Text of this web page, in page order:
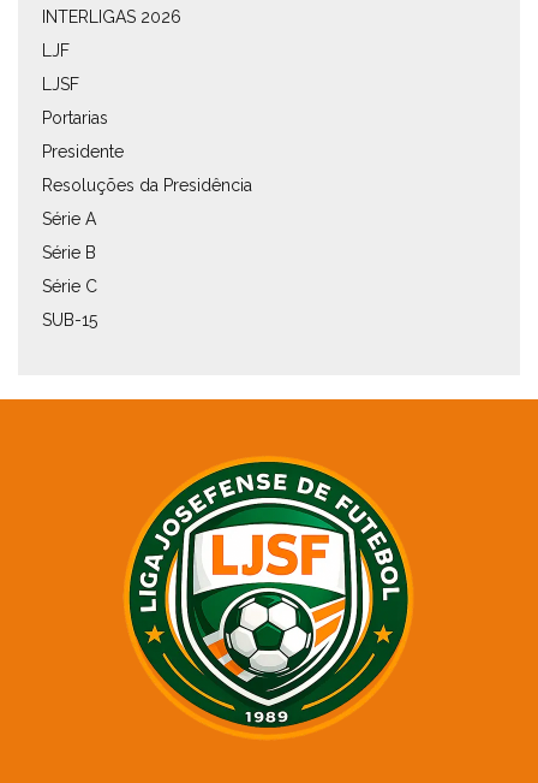
INTERLIGAS 2026
LJF
LJSF
Portarias
Presidente
Resoluções da Presidência
Série A
Série B
Série C
SUB-15